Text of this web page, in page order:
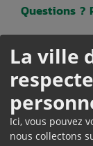
La ville
Ici, vous pouvez
nous collectons
Questions ?
Peut-on
Comment
soumis à la